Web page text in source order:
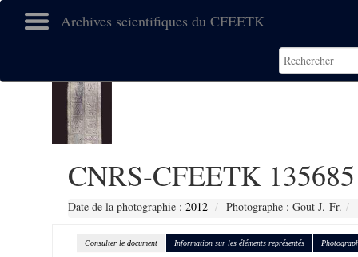
Archives scientifiques du CFEETK
CNRS-CFEETK 135685
Date de la photographie : 2012 Photographe : Gout J.-Fr.
Consulter le document Information sur les éléments représentés